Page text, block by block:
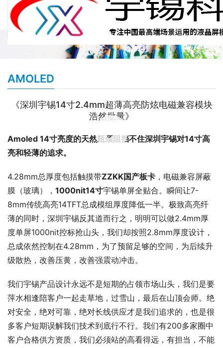
AMOLED
《深圳宇锡14寸2.4mm超薄高亮防炫电磁兼容模块
浩然批量》
Amoled 14寸亮度的天然瓶颈阻挡不住深圳宇锡对14寸高
亮和轻薄的追求。
4.28mm总厚度包括触摸带ZZKK国产板卡 ，电磁兼容屏蔽
膜（玻璃）， 1000nit14寸宇锡单屏全贴合。瞬间让7-
8mm传统高亮14TFT总成模组厚度降低一半。极致高亮纤
薄的同时，深圳宇锡反其道而行之，明明可以做2.4mm厚
度单屏1000nit控标抢山头，我们却按照2.8mm厚度设计，
总成依然控制在4.28mm，为了预留足够的空间，为后续升
级散热，改善压黄，改善强震动冲击。
我们宇锡产品设计永远不是短期的占领市场山头，我们是要
萍水相逢陪客户一起走草地，过雪山，最后在山顶会师。绝
对安全，绝对可靠，绝对长线供应才是我们追求的，也是很
多客户短期误解我们技术到底行不行。我们有200多家圈中
客户合格供方资质，我们必须站的高看得远，有担当，不能